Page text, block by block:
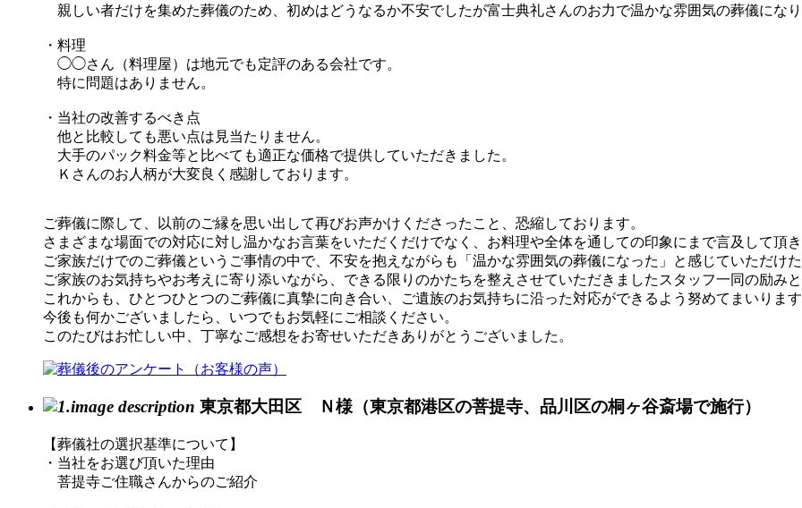
親しい者だけを集めた葬儀のため、初めはどうなるか不安でしたが富士典礼さんのお力で温かな雰囲気の葬儀にな
・料理
◯◯さん（料理屋）は地元でも定評のある会社です。
特に問題はありません。
・当社の改善するべき点
他と比較しても悪い点は見当たりません。
大手のパック料金等と比べても適正な価格で提供していただきました。
Ｋさんのお人柄が大変良く感謝しております。
ご葬儀に際して、以前のご縁を思い出して再びお声かけくださったこと、恐縮しております。
さまざまな場面での対応に対し温かなお言葉をいただくだけでなく、お料理や全体を通しての印象にまで言及して頂
ご家族だけでのご葬儀というご事情の中で、不安を抱えながらも「温かな雰囲気の葬儀になった」と感じていただけ
ご家族のお気持ちやお考えに寄り添いながら、できる限りのかたちを整えさせていただきましたスタッフ一同の励み
これからも、ひとつひとつのご葬儀に真摯に向き合い、ご遺族のお気持ちに沿った対応ができるよう努めてまいりま
今後も何かございましたら、いつでもお気軽にご相談ください。
このたびはお忙しい中、丁寧なご感想をお寄せいただきありがとうございました。
東京都大田区 Ｎ様（東京都港区の菩提寺、品川区の桐ヶ谷斎場で施行）
【葬儀社の選択基準について】
・当社をお選び頂いた理由
菩提寺ご住職さんからのご紹介